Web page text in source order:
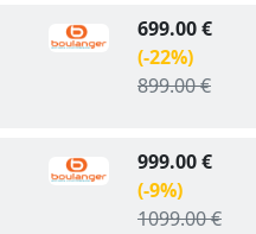
699.00 €
(-22%)
899.00 €
999.00 €
(-9%)
1099.00 €